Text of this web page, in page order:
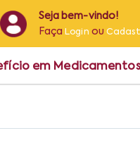
Seja bem-vindo!
Faça Login ou
em Medicamentos